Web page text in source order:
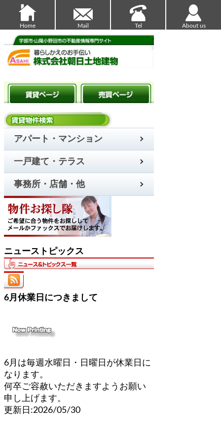
Home Mail Tel About us
アパート・マンション
一戸建て・テラス
事務所・店舗・他
ニューストピックス
6月休業日につきまして
6月は毎週水曜日・日曜日が休業日に
なります。
何卒ご容赦いただきますようお願い
申し上げます。
更新日:2026/05/30